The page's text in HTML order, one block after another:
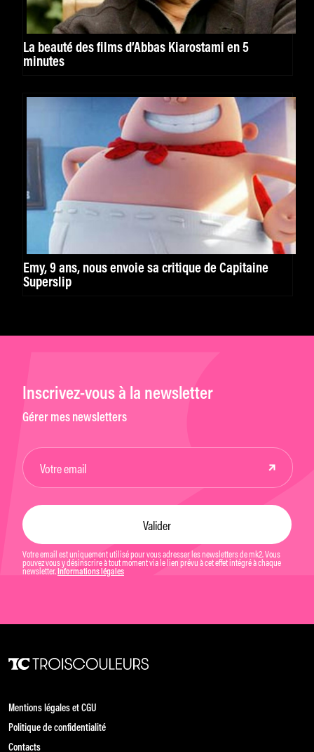
La beauté des films d’Abbas Kiarostami en 5
minutes
Emy, 9 ans, nous envoie sa critique de Capitaine
Superslip
Inscrivez-vous à la newsletter
Gérer mes newsletters
Votre email est uniquement utilisé pour vous adresser les newsletters de mk2. Vous
pouvez vous y désinscrire à tout moment via le lien prévu à cet effet intégré à chaque
newsletter. Informations légales
Mentions légales et CGU
Politique de confidentialité
Contacts